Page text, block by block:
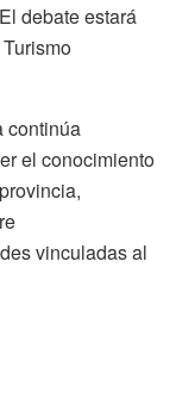
debate estará
continúa
el conocimiento
vinculadas al